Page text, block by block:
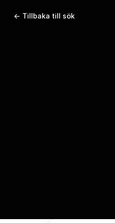
← Tillbaka till sök